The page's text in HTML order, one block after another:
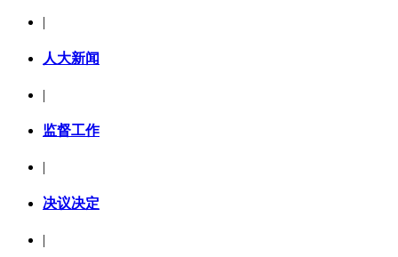
|
人大新闻
|
监督工作
决议决定
|